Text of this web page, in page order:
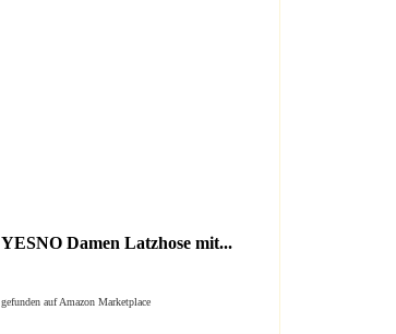
YESNO Damen Latzhose mit...
gefunden auf Amazon Marketplace